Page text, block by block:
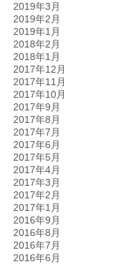
2019年3月
2019年2月
2019年1月
2018年2月
2018年1月
2017年12月
2017年11月
2017年10月
2017年9月
2017年8月
2017年7月
2017年6月
2017年5月
2017年4月
2017年3月
2017年2月
2017年1月
2016年9月
2016年8月
2016年7月
2016年6月